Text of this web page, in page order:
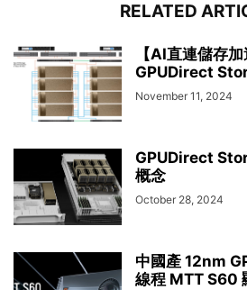
RELATED
【AI直連儲存加
GPUDirect
November 11, 2024
GPUDirect
概念
October 28, 2024
中國產 12nm
線程 MTT S60